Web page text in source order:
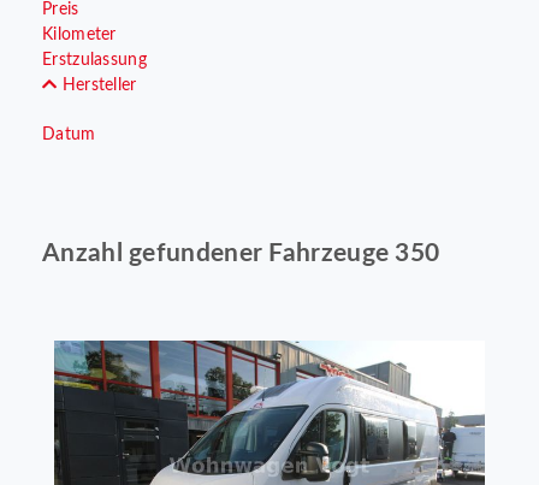
Preis
Kilometer
Erstzulassung
Hersteller
Datum
Anzahl gefundener Fahrzeuge 350